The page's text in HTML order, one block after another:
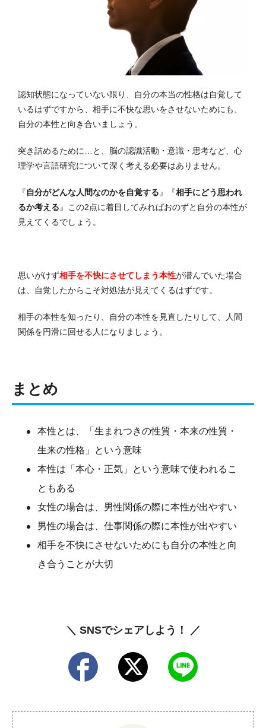
認知状態になっていない限り、自分の本当の性格は自覚して
いるはずですから、相手に不快な思いをさせないためにも、
自分の本性と向き合いましょう。
突き詰めるために…と、脳の認識活動・意識・思考など、心
理学や言語研究について深く考える必要はありません。
『自分がどんな人間なのかを自覚する』『相手にどう思われ
るか考える』この2点に着目してみればおのずと自分の本性が
見えてくるでしょう。
思いがけず相手を不快にさせてしまう本性が潜んでいた場合
は、自覚したからこそ対処法が見えてくるはずです。
相手の本性を知ったり、自分の本性を見直したりして、人間
関係を円滑に回せる人になりましょう。
まとめ
本性とは、「生まれつきの性質・本来の性質・
生来の性格」という意味
本性は「本心・正気」という意味で使われるこ
ともある
女性の場合は、男性関係の際に本性が出やすい
男性の場合は、仕事関係の際に本性が出やすい
相手を不快にさせないためにも自分の本性と向
き合うことが大切
＼ SNSでシェアしよう！ ／